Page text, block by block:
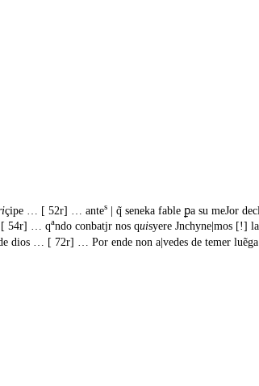
çipe … [ 52r] … antes | q̃ seneka fable ꝑa su meJor
[ 54r] … qando conbatjr nos quisyere Jnchyne|mos [!] la
dios … [ 72r] … Por ende non a|vedes de temer luẽga